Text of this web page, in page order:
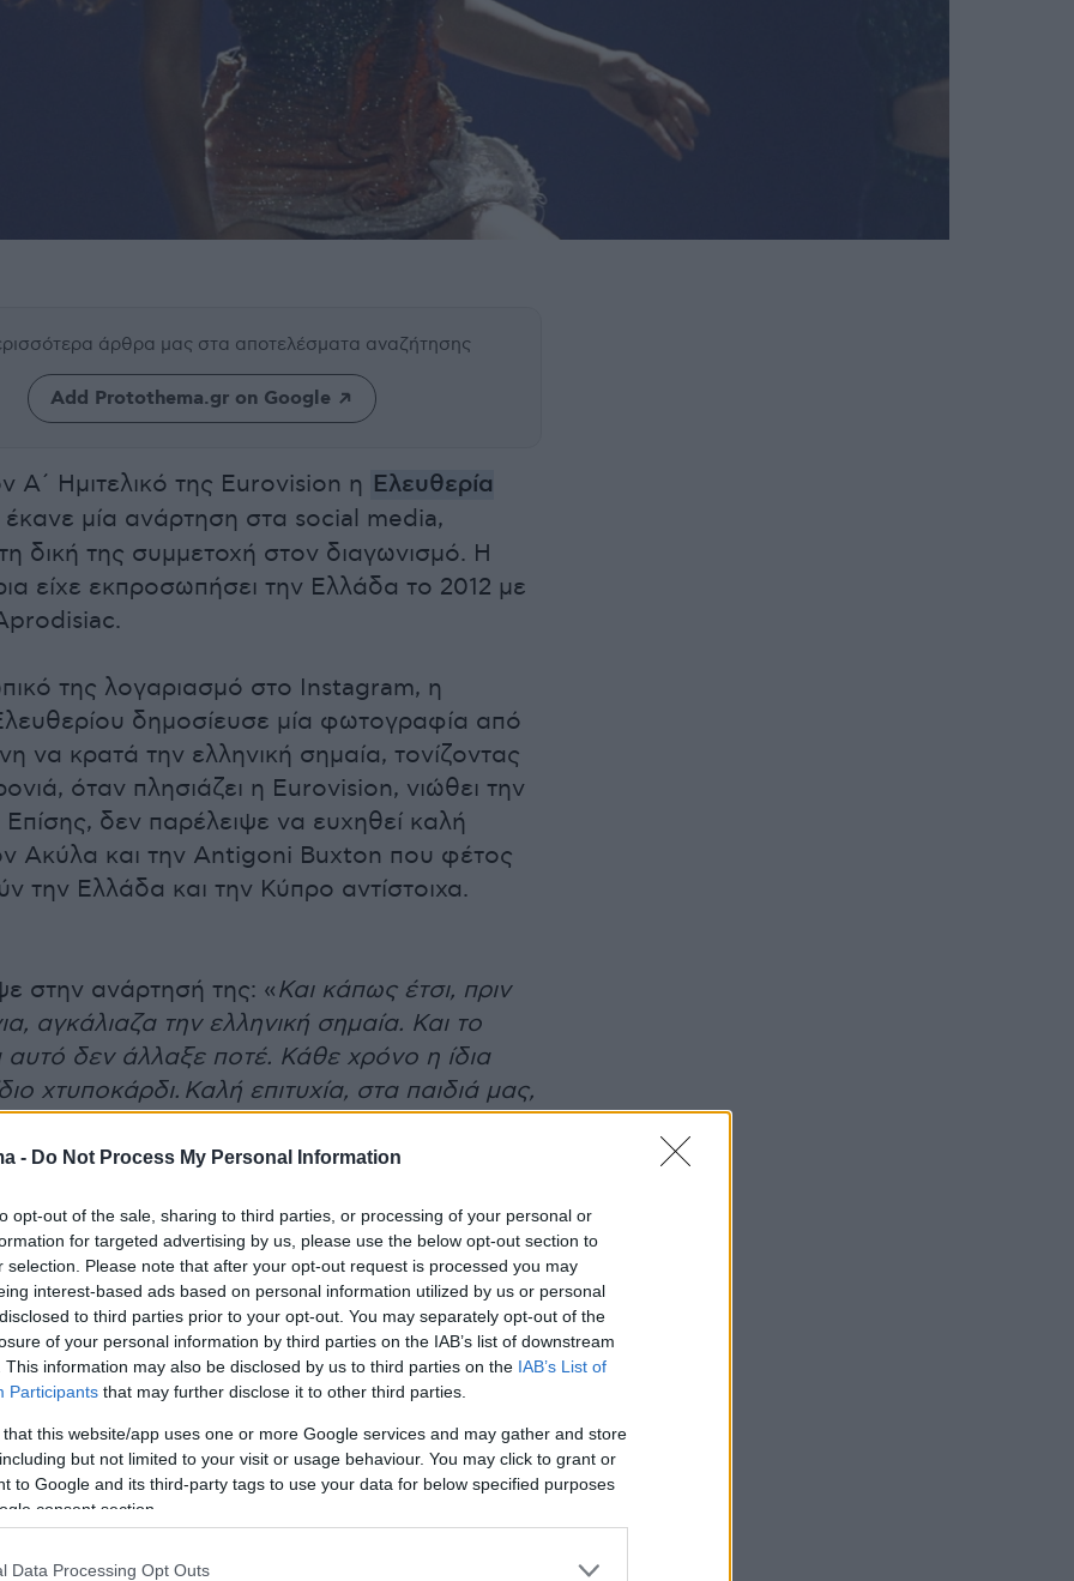
- Do Not Process My Personal Information
opt-out of the sale, sharing to third parties, or processing of your personal or
for targeted advertising by us, please use the below opt-out section to
selection. Please note that after your opt-out request is processed you may
interest-based ads based on personal information utilized by us or personal
to third parties prior to your opt-out. You may separately opt-out of the
of your personal information by third parties on the IAB’s list of downstream
This information may also be disclosed by us to third parties on the IAB’s List of
Participants that may further disclose it to other third parties.
that this website/app uses one or more Google services and may gather and store
but not limited to your visit or usage behaviour. You may click to grant or
to Google and its third-party tags to use your data for below specified purposes
consent section.
Data Processing Opt Outs
άρθρα μας στα αποτελέσματα αναζήτησης
Add Protothema.gr on Google
Α΄ Ημιτελικό της Eurovision η Ελευθερία
έκανε μία ανάρτηση στα social media,
δική της συμμετοχή στον διαγωνισμό. Η
είχε εκπροσωπήσει την Ελλάδα το 2012 με
της λογαριασμό στο Instagram, η
δημοσίευσε μία φωτογραφία από
να κρατά την ελληνική σημαία, τονίζοντας
όταν πλησιάζει η Eurovision, νιώθει την
Επίσης, δεν παρέλειψε να ευχηθεί καλή
Ακύλα και την Antigoni Buxton που φέτος
την Ελλάδα και την Κύπρο αντίστοιχα.
στην ανάρτησή της: «Και κάπως έτσι, πριν
αγκάλιαζα την ελληνική σημαία. Και το
δεν άλλαξε ποτέ. Κάθε χρόνο η ίδια
χτυποκάρδι. Καλή επιτυχία, στα παιδιά μας,